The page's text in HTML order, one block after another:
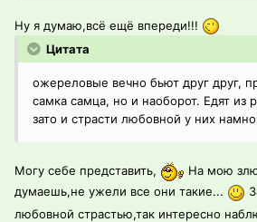
Ну я думаю,всё ещё впереди!!!
Цитата
ожереловые вечно бьют друг друг,
самка самца, но и наоборот. Едят из
зато и страсти любовной у них
Могу себе представить,
На мою
думаешь,не ужели все они такие...
любовной страстью,так интересно